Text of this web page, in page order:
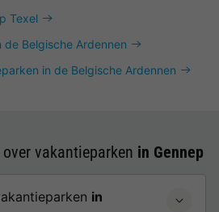
Texel
Belgische Ardennen
in de Belgische Ardennen
vakantieparken in Gennep
in